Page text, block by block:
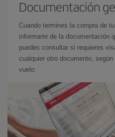
Documentación
Cuando termines la compra de
informarte de la documentación
puedes consultar si requieres
cualquier otro documento,
vuelo.